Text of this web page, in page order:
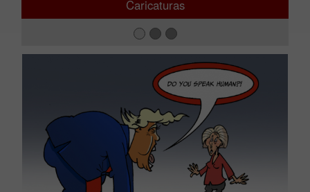
Caricaturas